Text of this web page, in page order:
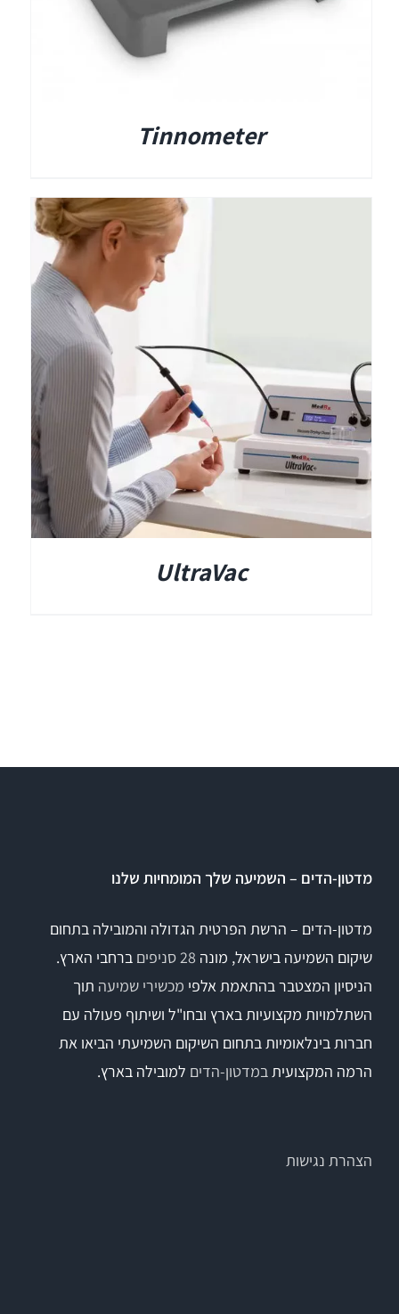
Tinnometer
UltraVac
מדטון-הדים – השמיעה שלך המומחיות שלנו
מדטון-הדים – הרשת הפרטית הגדולה והמובילה בתחום
שיקום השמיעה בישראל, מונה 28 סניפים
ברחבי הארץ.
הניסיון המצטבר בהתאמת אלפי מכשירי שמיעה תוך
השתלמויות מקצועיות בארץ ובחו"ל ושיתוף פעולה עם
חברות בינלאומיות בתחום השיקום השמיעתי הביאו את
הרמה המקצועית במדטון-הדים למובילה בארץ.
הצהרת נגישות